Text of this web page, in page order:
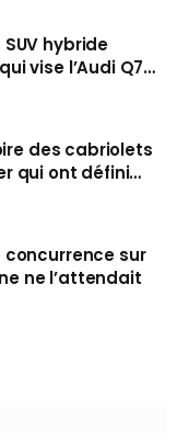
hybride
vise l’Audi Q7
des cabriolets
qui ont défini
vent
sur
ne l’attendait